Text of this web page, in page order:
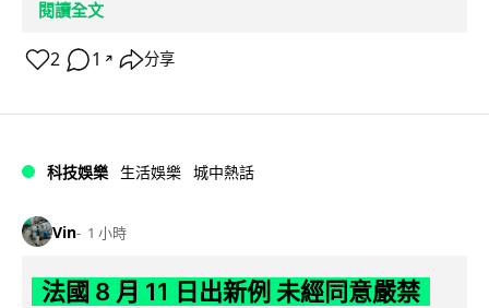
閱讀全文
2 1 ↗ 分享
科技娛樂 生活娛樂 城中熱話
Vin 1 小時
法國 8 月 11 日出新例 未經同意嚴禁